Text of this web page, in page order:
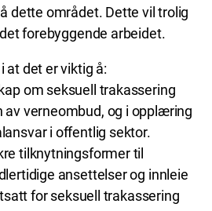
dette området. Dette vil trolig
forebyggende arbeidet.
at det er viktig å:
om seksuell trakassering
verneombud, og i opplæring
i offentlig sektor.
tilknytningsformer til
ansettelser og innleie
for seksuell trakassering